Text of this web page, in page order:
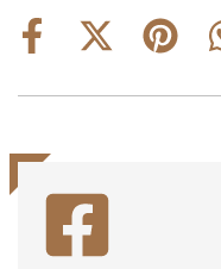
Share
Share
(Twitter)
Share